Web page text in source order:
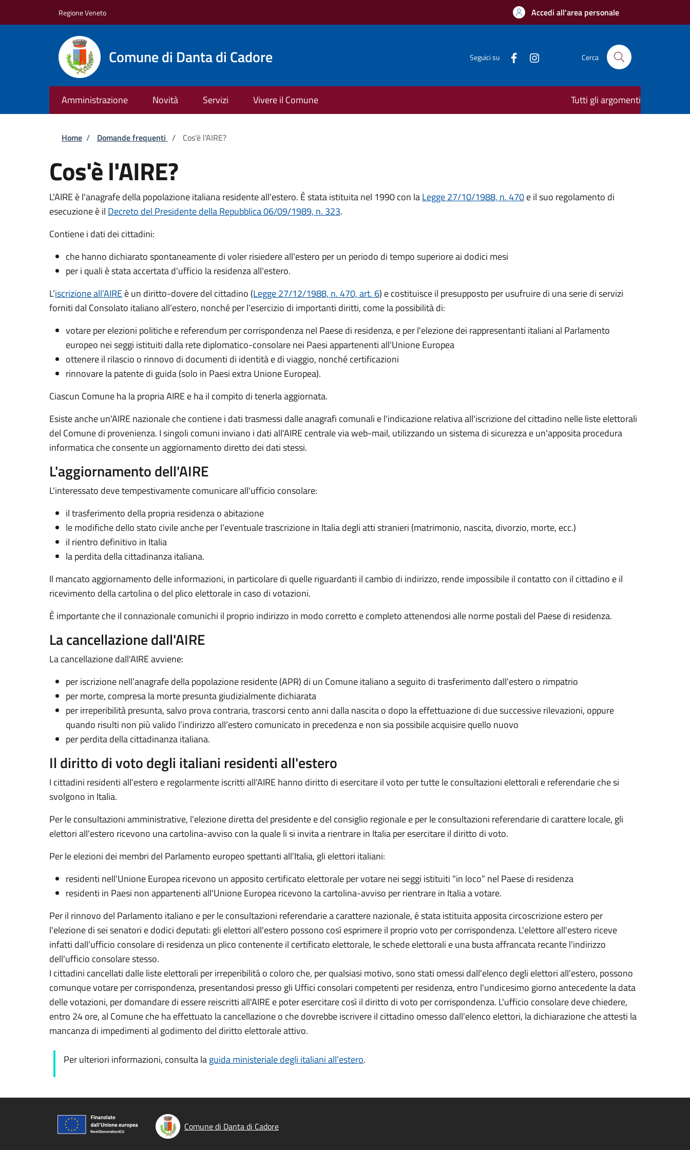
Regione Veneto Accedi all'area personale
Comune di Danta di Cadore Seguici su Cerca
Amministrazione Novità Servizi Vivere il Comune Tutti gli argomenti
Briciole di pane
Home / Domande frequenti / Cos'è l'AIRE?
Cos'è l'AIRE?
L'AIRE è l'anagrafe della popolazione italiana residente all'estero. È stata istituita nel 1990 con laLegge 27/10/1988, n. 470e il suo regolamento di
esecuzione è il Decreto del Presidente della Repubblica 06/09/1989, n. 323.
Contiene i dati dei cittadini:
che hanno dichiarato spontaneamente di voler risiedere all'estero per un periodo di tempo superiore ai dodici mesi
per i quali è stata accertata d'ufficio la residenza all'estero.
L’iscrizione all’AIREè un diritto-dovere del cittadino (Legge 27/12/1988, n. 470, art. 6) e costituisce il presupposto per usufruire di una serie di servizi
forniti dal Consolato italiano all’estero, nonché per l’esercizio di importanti diritti, come la possibilità di:
votare per elezioni politiche e referendum per corrispondenza nel Paese di residenza, e per l'elezione dei rappresentanti italiani al Parlamento
europeo nei seggi istituiti dalla rete diplomatico-consolare nei Paesi appartenenti all'Unione Europea
ottenere il rilascio o rinnovo di documenti di identità e di viaggio, nonché certificazioni
rinnovare la patente di guida (solo in Paesi extra Unione Europea).
Ciascun Comune ha la propria AIRE e ha il compito di tenerla aggiornata.
Esiste anche un'AIRE nazionale­ che contiene i dati trasmessi dalle anagrafi comunali e l'indicazione relativa all'iscrizione del cittadino nelle liste elettorali
del Comune di provenienza. I singoli comuni inviano i dati all'AIRE centrale via web-mail, utilizzando un sistema di sicurezza e un'apposita procedura
informatica che consente un aggiornamento diretto dei dati stessi.
L'aggiornamento dell'AIRE
L'interessato deve tempestivamente comunicare all'ufficio consolare:
il trasferimento della propria residenza o abitazione
le modifiche dello stato civile anche per l’eventuale trascrizione in Italia degli atti stranieri (matrimonio, nascita, divorzio, morte, ecc.)
il rientro definitivo in Italia
la perdita della cittadinanza italiana.
Il mancato aggiornamento delle informazioni, in particolare di quelle riguardanti il cambio di indirizzo, rende impossibile il contatto con il cittadino e il
ricevimento della cartolina o del plico elettorale in caso di votazioni.
È importante che il connazionale comunichi il proprio indirizzo in modo corretto e completo attenendosi alle norme postali del Paese di residenza.
La cancellazione dall'AIRE
La cancellazione dall'AIRE avviene:
per iscrizione nell’anagrafe della popolazione residente (APR) di un Comune italiano a seguito di trasferimento dall'estero o rimpatrio
per morte, compresa la morte presunta giudizialmente dichiarata
per irreperibilità presunta, salvo prova contraria, trascorsi cento anni dalla nascita o dopo la effettuazione di due successive rilevazioni, oppure
quando risulti non più valido l’indirizzo all’estero comunicato in precedenza e non sia possibile acquisire quello nuovo
per perdita della cittadinanza italiana.
Il diritto di voto degli italiani residenti all'estero
I cittadini residenti all'estero e regolarmente iscritti all'AIRE hanno diritto di esercitare il voto per tutte le consultazioni elettorali e referendarie che si
svolgono in Italia.
Per le consultazioni amministrative, l'elezione diretta del presidente e del consiglio regionale e per le consultazioni referendarie di carattere locale, gli
elettori all'estero ricevono una cartolina-avviso con la quale li si invita a rientrare in Italia per esercitare il diritto di voto.
Per le elezioni dei membri del Parlamento europeo spettanti all'Italia, gli elettori italiani:
residenti nell'Unione Europea ricevono un apposito certificato elettorale per votare nei seggi istituiti “in loco” nel Paese di residenza
residenti in Paesi non appartenenti all'Unione Europea ricevono la cartolina-avviso per rientrare in Italia a votare.
Per il rinnovo del Parlamento italiano e per le consultazioni referendarie a carattere nazionale, é stata istituita apposita circoscrizione estero per
l'elezione di sei senatori e dodici deputati: gli elettori all'estero possono così esprimere il proprio voto per corrispondenza. L'elettore all'estero riceve
infatti dall'ufficio consolare di residenza un plico contenente il certificato elettorale, le schede elettorali e una busta affrancata recante l'indirizzo
dell'ufficio consolare stesso.
I cittadini cancellati dalle liste elettorali per irreperibilitá o coloro che, per qualsiasi motivo, sono stati omessi dall'elenco degli elettori all'estero, possono
comunque votare per corrispondenza, presentandosi presso gli Uffici consolari competenti per residenza, entro l'undicesimo giorno antecedente la data
delle votazioni, per domandare di essere reiscritti all'AIRE e poter esercitare così il diritto di voto per corrispondenza. L'ufficio consolare deve chiedere,
entro 24 ore, al Comune che ha effettuato la cancellazione o che dovrebbe iscrivere il cittadino omesso dall'elenco elettori, la dichiarazione che attesti la
mancanza di impedimenti al godimento del diritto elettorale attivo.
Per ulteriori informazioni, consulta laguida ministeriale degli italiani all'estero.
Comune di Danta di Cadore